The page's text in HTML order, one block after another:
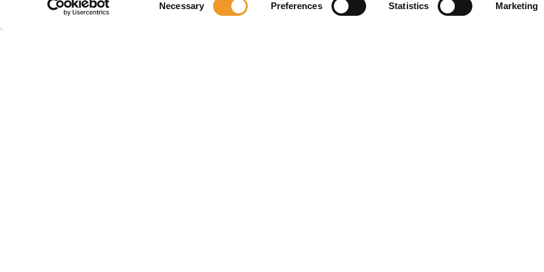
Necessary Preferences Statistics Marketing